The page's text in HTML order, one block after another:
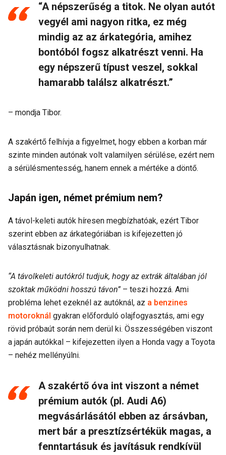
“A népszerűség a titok. Ne olyan autót
vegyél ami nagyon ritka, ez még
mindig az az árkategória, amihez
bontóból fogsz alkatrészt venni. Ha
egy népszerű típust veszel, sokkal
hamarabb találsz alkatrészt.”
– mondja Tibor.
A szakértő felhívja a figyelmet, hogy ebben a korban már
szinte minden autónak volt valamilyen sérülése, ezért nem
a sérülésmentesség, hanem ennek a mértéke a döntő.
Japán igen, német prémium nem?
A távol-keleti autók híresen megbízhatóak, ezért Tibor
szerint ebben az árkategóriában is kifejezetten jó
választásnak bizonyulhatnak.
“A távolkeleti autókról tudjuk, hogy az extrák általában jól
szoktak működni hosszú távon” – teszi hozzá. Ami
probléma lehet ezeknél az autóknál, az a benzines
motoroknál gyakran előforduló olajfogyasztás, ami egy
rövid próbaút során nem derül ki. Összességében viszont
a japán autókkal – kifejezetten ilyen a Honda vagy a Toyota
– nehéz mellényúlni.
A szakértő óva int viszont a német
prémium autók (pl. Audi A6)
megvásárlásától ebben az ársávban,
mert bár a presztízsértékük magas, a
fenntartásuk és javításuk rendkívül